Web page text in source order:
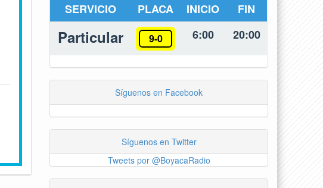
SERVICIO PLACA INICIO FIN
Particular 9-0 6:00 20:00
Síguenos en Facebook
Síguenos en Twitter
Tweets por @BoyacaRadio